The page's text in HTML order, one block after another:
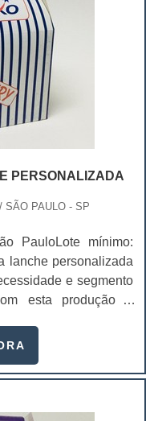
PERSONALIZADA
/ SÃO PAULO - SP
PauloLote mínimo:
lanche personalizada
e segmento
esta produção é
na embalagem
para lanche